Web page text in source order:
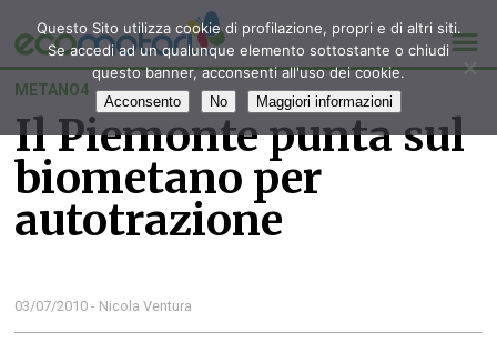
METANO4
Il Piemonte punta sul
biometano per
autotrazione
03/07/2010 - Nicola Ventura
Questo Sito utilizza cookie di profilazione, propri e di altri siti.
Se accedi ad un qualunque elemento sottostante o chiudi
questo banner, acconsenti all'uso dei cookie.
Acconsento No Maggiori informazioni